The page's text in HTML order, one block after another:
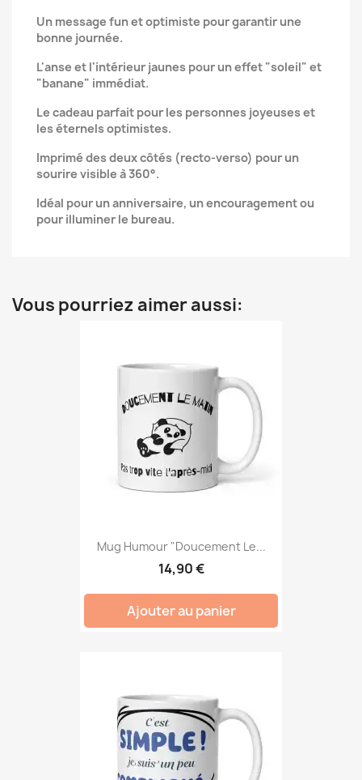
Un message fun et optimiste pour garantir une
bonne journée.
L'anse et l'intérieur jaunes pour un effet "soleil" et
"banane" immédiat.
Le cadeau parfait pour les personnes joyeuses et
les éternels optimistes.
Imprimé des deux côtés (recto-verso) pour un
sourire visible à 360°.
Idéal pour un anniversaire, un encouragement ou
pour illuminer le bureau.
Vous pourriez aimer aussi:
Mug Humour "Doucement Le...
14,90 €
Ajouter au panier